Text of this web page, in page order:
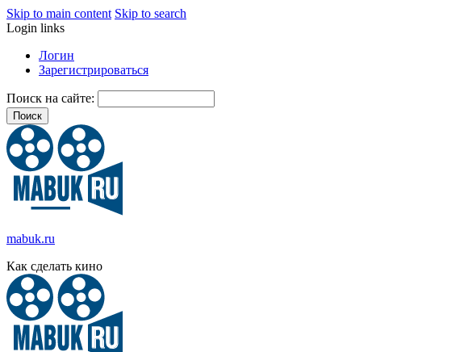
Skip to main content Skip to search
Login links
Логин
Зарегистрироваться
Поиск на сайте:
mabuk.ru
Как сделать кино